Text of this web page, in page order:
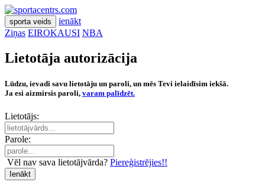
sporta veids
ienākt
Ziņas EIROKAUSI NBA
Lietotāja autorizācija
Lūdzu, ievadi savu lietotāju un paroli, un mēs Tevi ielaidīsim iekšā.
Ja esi aizmirsis paroli, varam palīdzēt.
Lietotājs:
Parole:
Vēl nav sava lietotājvārda? Piereģistrējies!!
Ienākt